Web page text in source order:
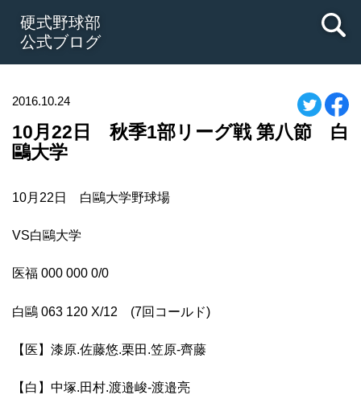
硬式野球部
公式ブログ
2016.10.24
10月22日 秋季1部リーグ戦 第八節 白
鷗大学
10月22日 白鷗大学野球場
VS白鷗大学
医福 000 000 0/0
白鷗 063 120 X/12 (7回コールド)
【医】漆原.佐藤悠.栗田.笠原-齊藤
【白】中塚.田村.渡邉峻-渡邉亮